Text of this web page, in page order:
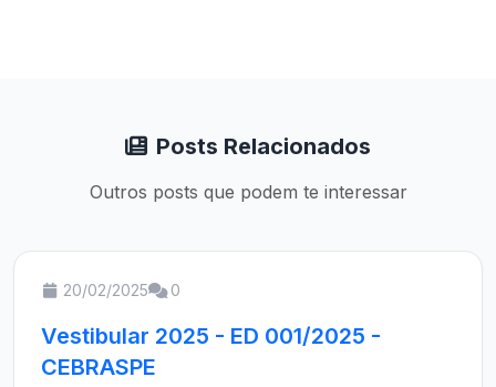
Posts Relacionados
Outros posts que podem te interessar
20/02/2025 0
Vestibular 2025 - ED 001/2025 -
CEBRASPE